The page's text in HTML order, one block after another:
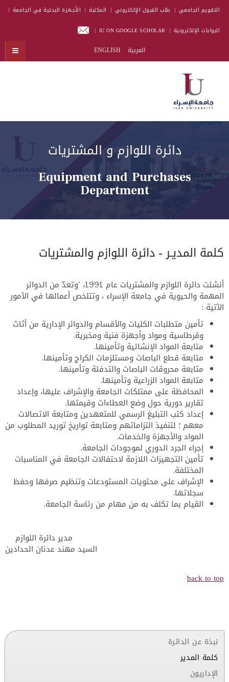
التقويم الجامعي طلب القبول الإلكتروني المكتبة الأجهزة البحثية في الجامعة
البوابات الإلكترونية IU ON GOOGLE SCHOLAR
العربية ENGLISH
دائرة اللوازم و المشتريات
Equipment and Purchases
Department
كلمة المديـر - دائرة اللوازم والمشتريات
أنشئت دائرة اللوازم والمشتريات عام 1991، 'وتعدّ من الدوائر
المهمة والحيوية في جامعة الإسراء ، وتتلخص أعمالها في الأمور
الآتية :
تأمين متطلبات الكليات والأقسام والدوائر الإدارية من أثاث
وقرطاسية ومواد وأجهزة فنية ومخبرية.
متابعة المواد الإنشائية وتأمينها.
متابعة قطع الباصات ومستلزمات الكراج وتأمينها.
متابعة محروقات الباصات والتدفئة وتأمينها.
متابعة المواد الزراعية وتأمينها.
المحافظة على ممتلكات الجامعة والإشراف عليها، وإعداد
تقارير دورية حول وضع العطاءات وقيمتها.
إعداد كتب التبليغ الرسمي للمتعهدين ومتابعة الاتصالات
معهم ؛ لتنفيذ التزاماتهم ومتابعة تواريخ توريد المطلوب من
المواد والأجهزة والخدمات.
إجراء الجرد الدوري لموجودات الجامعة.
تأمين التجهيزات اللازمة لاحتفالات الجامعة في المناسبات
المختلفة.
الإشراف على محتويات المستودعات وتنظيم صرفها وحفظ
سجلاتها.
القيام بما تكلف به من مهام من رئاسة الجامعة.
مدير دائرة اللوازم
السيد مهند عدنان الحدادين
back to top
نبذة عن الدائرة
كلمة المدير
الإداريون